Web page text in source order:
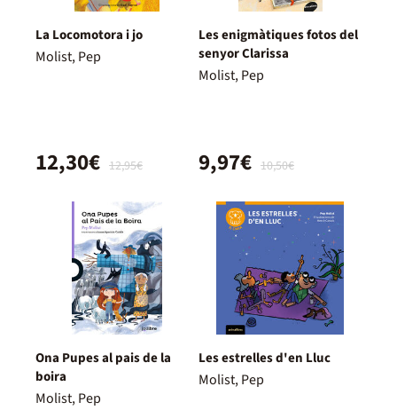
La Locomotora i jo
Molist, Pep
12,95€
12,30€
Les enigmàtiques fotos del
senyor Clarissa
Molist, Pep
10,50€
9,97€
Ona Pupes al pais de la
boira
Molist, Pep
Les estrelles d'en Lluc
Molist, Pep